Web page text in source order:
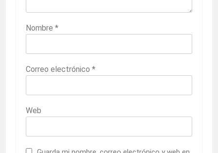
Nombre *
Correo electrónico *
Web